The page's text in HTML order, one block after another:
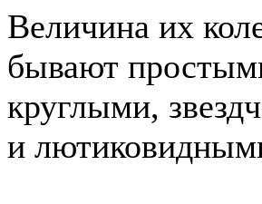
Величина их
бывают
круглыми,
и